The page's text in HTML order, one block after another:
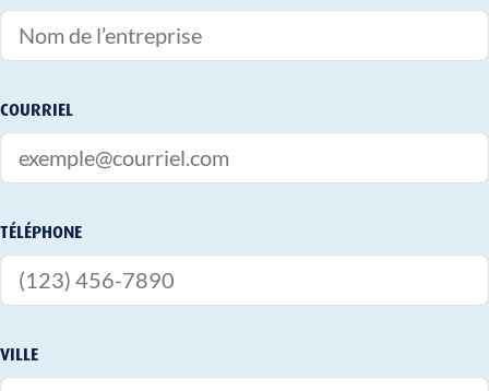
COURRIEL
TÉLÉPHONE
VILLE